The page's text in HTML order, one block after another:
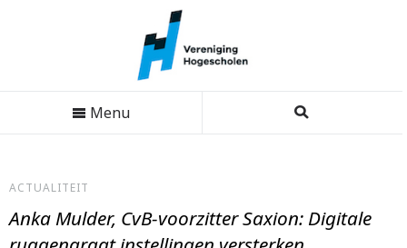
Menu
ACTUALITEIT
Anka Mulder, CvB-voorzitter Saxion: Digitale